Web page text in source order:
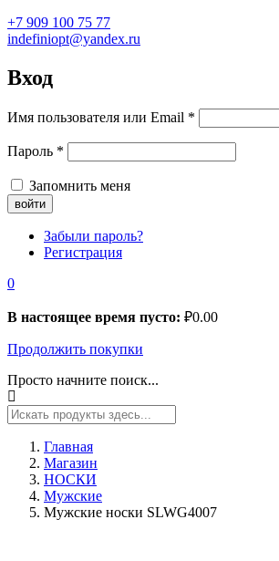
+7 909 100 75 77
indefiniopt@yandex.ru
Вход
Имя пользователя или Email *
Пароль *
Запомнить меня
Забыли пароль?
Регистрация
0
В настоящее время пусто: ₽0.00
Продолжить покупки
Просто начните поиск...
Главная
Магазин
НОСКИ
Мужские
Мужские носки SLWG4007